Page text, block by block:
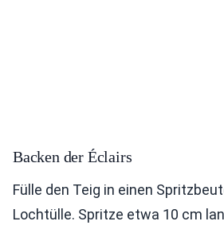
Backen der Éclairs
Fülle den Teig in einen
Lochtülle. Spritze etwa 10 cm